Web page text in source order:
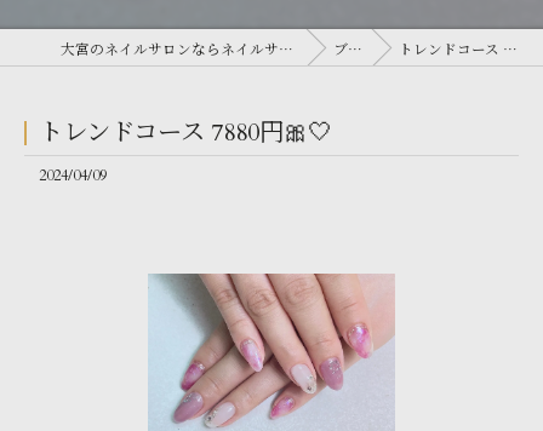
大宮のネイルサロンならネイルサロン Antellijan 大宮 ブログ トレンドコース 7880円🎀🤍
トレンドコース 7880円🎀🤍
2024/04/09